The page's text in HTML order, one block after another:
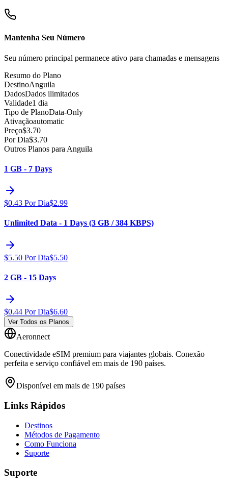
Mantenha Seu Número
Seu número principal permanece ativo para chamadas e mensagens
Resumo do Plano
DestinoAnguila
DadosDados ilimitados
Validade1 dia
Tipo de PlanoData-Only
Ativaçãoautomatic
Preço$3.70
Por Dia$3.70
Outros Planos para Anguila
1 GB - 7 Days
$0.43 Por Dia$2.99
Unlimited Data - 1 Days (3 GB / 384 KBPS)
$5.50 Por Dia$5.50
2 GB - 15 Days
$0.44 Por Dia$6.60
Ver Todos os Planos
Aeronnect
Conectividade eSIM premium para viajantes globais. Conexão
perfeita e serviço confiável em mais de 190 países.
Disponível em mais de 190 países
Links Rápidos
Destinos
Métodos de Pagamento
Como Funciona
Suporte
Suporte